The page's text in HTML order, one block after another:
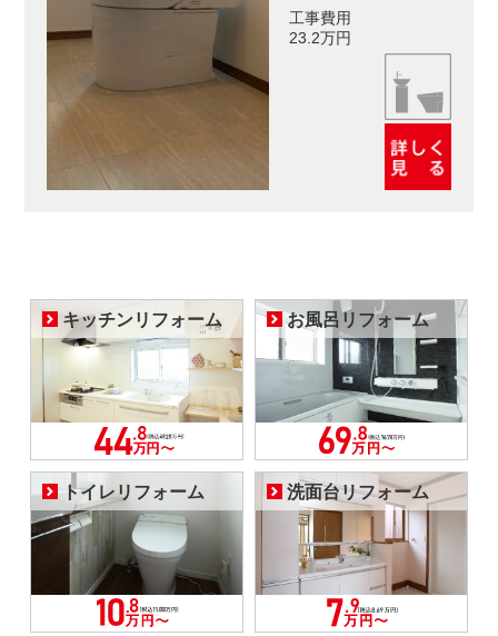
工事費用
23.2万円
キッチンリフォーム お風呂リフォーム
トイレリフォーム 洗面台リフォーム